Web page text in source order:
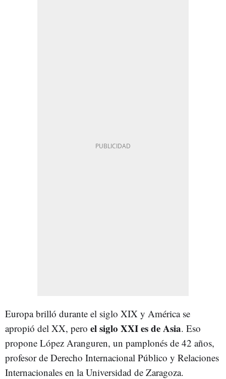
Europa brilló durante el siglo XIX y América se
apropió del XX, pero el siglo XXI es de Asia. Eso
propone López Aranguren, un pamplonés de 42 años,
profesor de Derecho Internacional Público y Relaciones
Internacionales en la Universidad de Zaragoza.